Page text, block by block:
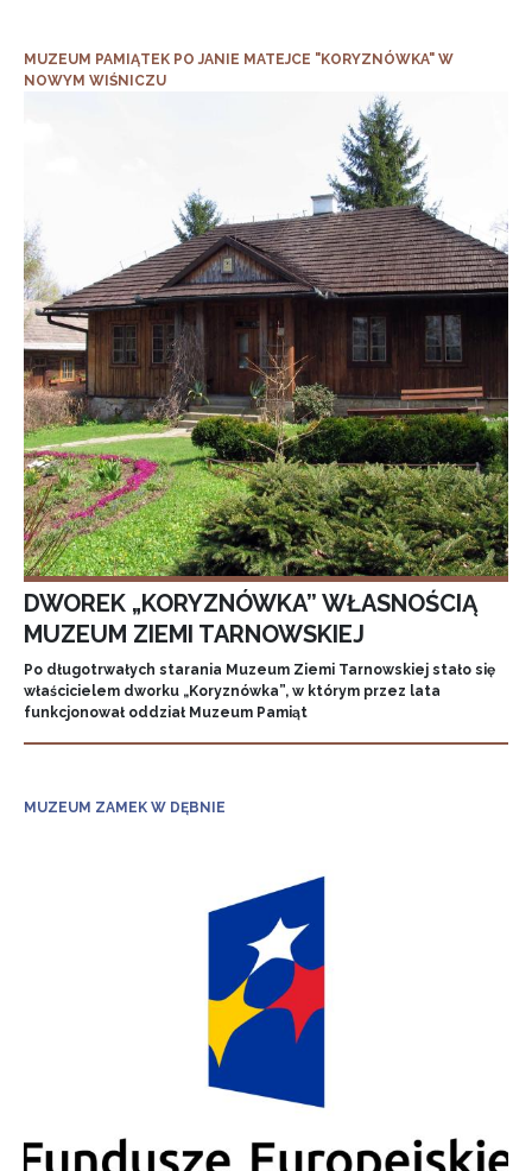
MUZEUM PAMIĄTEK PO JANIE MATEJCE "KORYZNÓWKA" W
NOWYM WIŚNICZU
DWOREK „KORYZNÓWKA” WŁASNOŚCIĄ
MUZEUM ZIEMI TARNOWSKIEJ
Po długotrwałych starania Muzeum Ziemi Tarnowskiej stało się
właścicielem dworku „Koryznówka”, w którym przez lata
funkcjonował oddział Muzeum Pamiąt
MUZEUM ZAMEK W DĘBNIE